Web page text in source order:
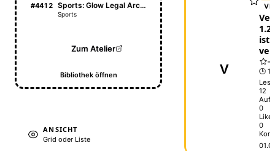
#4412 Sports: Glow Legal Archive
Sports
Zum Atelier
Bibliothek öffnen
ANSICHT
Grid oder Liste
V
ist
🕒 1
12
0
0